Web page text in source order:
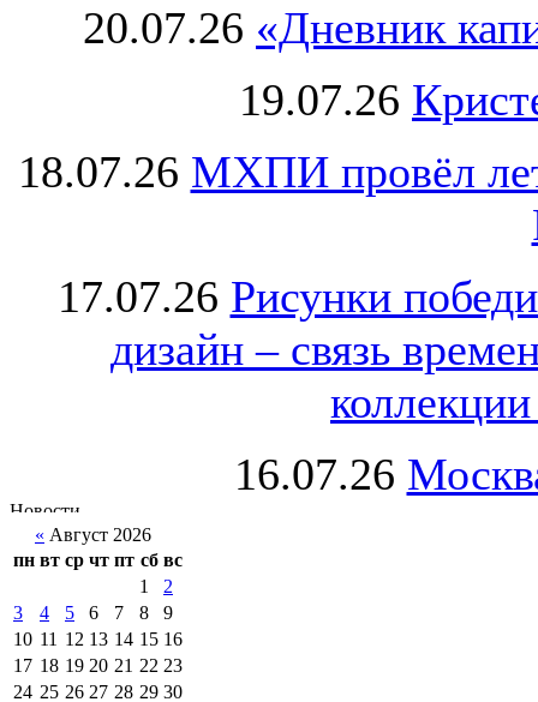
20.07.26 «Дневник
19.07.26
18.07.26 МХПИ провёл
17.07.26 Рисунки
дизайн – связь
16.07.26
« Август 2026
пн вт ср чт пт сб вс
1
2
3
4 5 6 7 8
9
10 11 12 13 14 15 16
17 18 19 20 21 22 23
24 25 26 27 28 29 30